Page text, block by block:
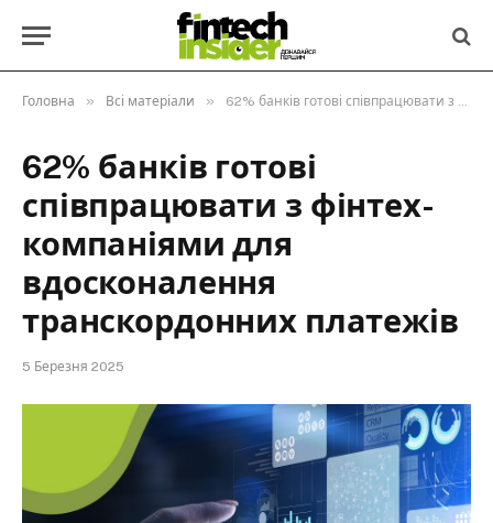
Головна » Всі матеріали » 62% банків готові співпрацювати з фінтех-компаніями для вдосконалення транскордонних платежів
62% банків готові
співпрацювати з фінтех-
компаніями для
вдосконалення
транскордонних платежів
5 Березня 2025